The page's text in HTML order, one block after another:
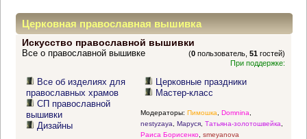
Церковная православная вышивка
Искусство православной вышивки
(0 пользователь,51 гостей)
Все о православной вышивке
При поддержке:
Все об изделиях для
православных храмов
СП православной
вышивки
Дизайны
Церковные праздники
Мастер-класс
Модераторы: Пимошка Domnina
nestyzaya
Маруся, Татьяна-золотошвейка
Раиса Борисенко, smeyanova